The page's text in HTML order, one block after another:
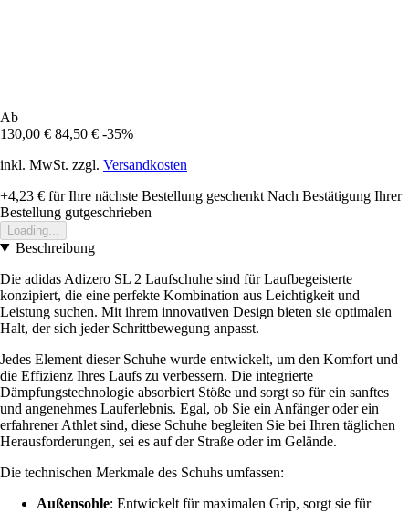
Ab
130,00 € 84,50 € -35%
inkl. MwSt. zzgl. Versandkosten
+4,23 € für Ihre nächste Bestellung geschenkt Nach Bestätigung Ihrer
Bestellung gutgeschrieben
Loading...
Beschreibung
Die adidas Adizero SL 2 Laufschuhe sind für Laufbegeisterte
konzipiert, die eine perfekte Kombination aus Leichtigkeit und
Leistung suchen. Mit ihrem innovativen Design bieten sie optimalen
Halt, der sich jeder Schrittbewegung anpasst.
Jedes Element dieser Schuhe wurde entwickelt, um den Komfort und
die Effizienz Ihres Laufs zu verbessern. Die integrierte
Dämpfungstechnologie absorbiert Stöße und sorgt so für ein sanftes
und angenehmes Lauferlebnis. Egal, ob Sie ein Anfänger oder ein
erfahrener Athlet sind, diese Schuhe begleiten Sie bei Ihren täglichen
Herausforderungen, sei es auf der Straße oder im Gelände.
Die technischen Merkmale des Schuhs umfassen:
Außensohle: Entwickelt für maximalen Grip, sorgt sie für